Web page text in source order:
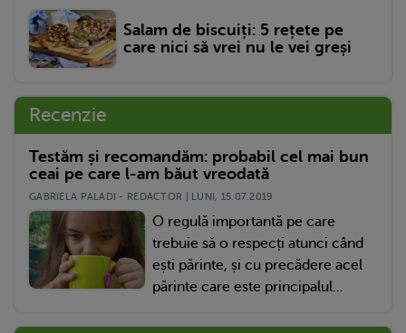
Salam de biscuiți: 5 rețete pe
care nici să vrei nu le vei greși
Recenzie
Testăm și recomandăm: probabil cel mai bun
ceai pe care l-am băut vreodată
GABRIELA PALADI - REDACTOR | LUNI, 15.07.2019
O regulă importantă pe care
trebuie să o respecți atunci când
ești părinte, și cu precădere acel
părinte care este principalul...